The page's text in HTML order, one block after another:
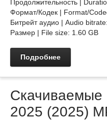
Продолжительность |
Формат/Кодек | Format/
Битрейт аудио | Audio
Размер | File size: 1.60 GB
Подробнее
Скачиваемые
2025 (2025)